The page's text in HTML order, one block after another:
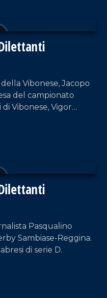
Vibonese, Jacopo
del campionato
Vibonese, Vigor
Pasqualino
Sambiase-Reggina.
di serie D.